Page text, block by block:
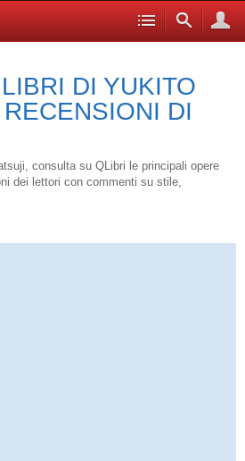
DI YUKITO
DI
consulta su QLibri le principali opere
dei lettori con commenti su stile,